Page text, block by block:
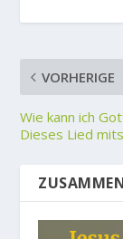
VORHERIGE
Wie kann ich
Dieses Lied